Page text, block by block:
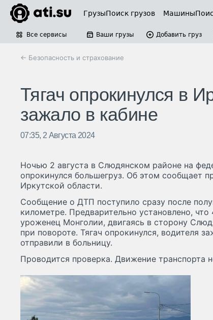
ГрузыПоиск грузов Машины
Все сервисы Ваши грузы Добавить груз
← Безопасность и страхование
Тягач опрокинулся в
зажало в кабине
07:35, 2 Августа 2024
Ночью 2 августа в Слюдянском районе на
опрокинулся большегруз. Об этом сообщает
Иркутской области.
Сообщение о ДТП поступило сразу после
километре. Предварительно установлено,
уроженец Монголии, двигаясь в сторону
при повороте. Тягач опрокинулся, водителя
отправили в больницу.
Проводится проверка. Движение транспорта